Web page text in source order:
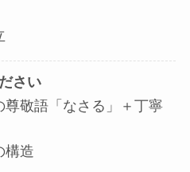
さい
尊敬語「なさる」＋丁寧
構造